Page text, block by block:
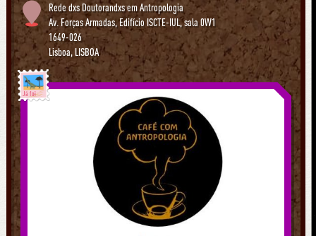
Rede dxs Doutorandxs em Antropologia
Av. Forças Armadas, Edifício ISCTE-IUL, sala 0W1
1649-026
Lisboa, LISBOA
Já foi